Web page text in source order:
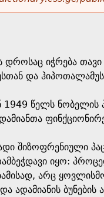
იჭრება თავი
და
1949 წელს
შიზოფრენიული
იყო:
არც
ადამიანის